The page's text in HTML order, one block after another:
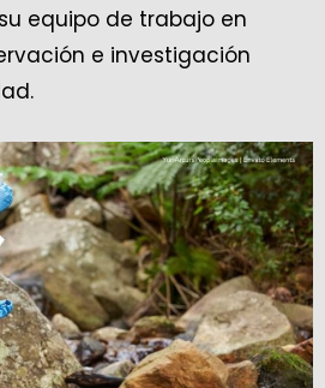
equipo de trabajo en
e investigación